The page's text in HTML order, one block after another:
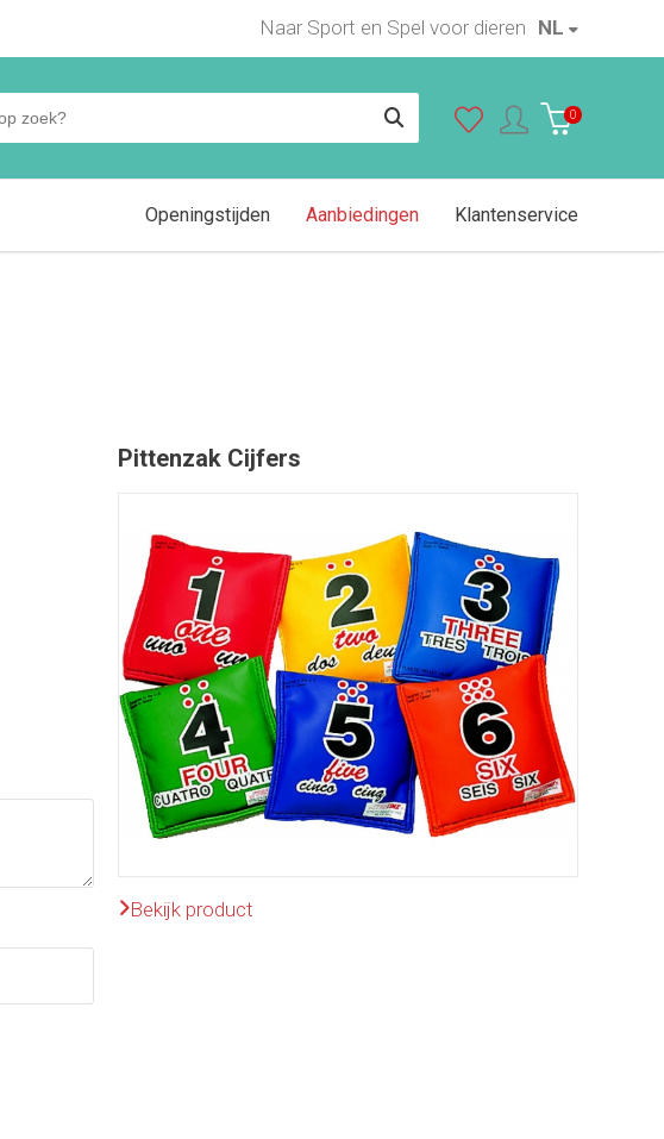
NL
Naar Sport en Spel voor dieren
0
Klantenservice
Aanbiedingen
Openingstijden
Pittenzak Cijfers
Bekijk product